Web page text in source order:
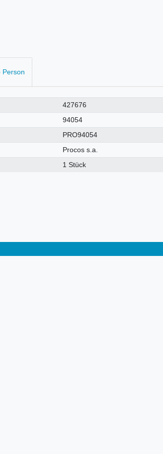
Person
427676
94054
PRO94054
Procos s.a.
1 Stück